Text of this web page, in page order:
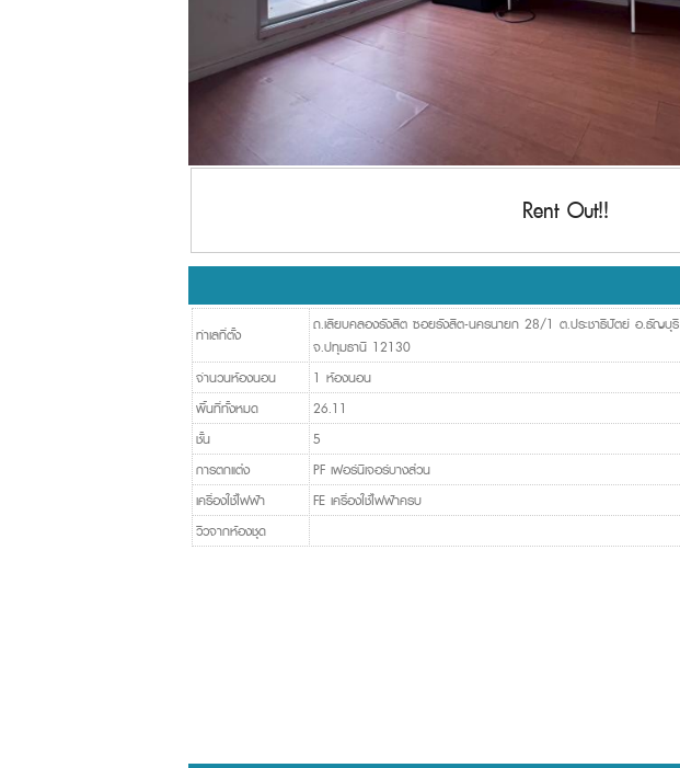
Rent Out!!
ทำเลที่ตั้ง
ถ.เลียบคลองรังสิต ซอยรังสิต-นครนายก 28/1 ต.ประชาธิปัตย์ อ.ธัญบุรี
จ.ปทุมธานี 12130
จำนวนห้องนอน
1 ห้องนอน
พื้นที่ทั้งหมด
26.11
ชั้น
5
การตกแต่ง
PF เฟอร์นิเจอร์บางส่วน
เครื่องใช้ไฟฟ้า
FE เครื่องใช้ไฟฟ้าครบ
วิวจากห้องชุด